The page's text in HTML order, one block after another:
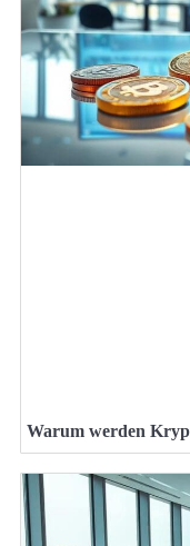
Warum werden